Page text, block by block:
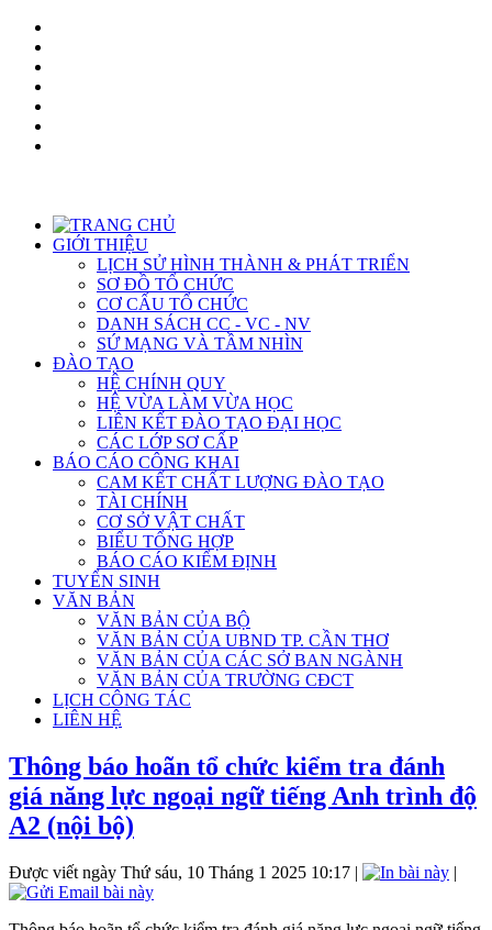
GIỚI THIỆU
LỊCH SỬ HÌNH THÀNH & PHÁT TRIỂN
SƠ ĐỒ TỔ CHỨC
CƠ CẤU TỔ CHỨC
DANH SÁCH CC - VC - NV
SỨ MẠNG VÀ TẦM NHÌN
ĐÀO TẠO
HỆ CHÍNH QUY
HỆ VỪA LÀM VỪA HỌC
LIÊN KẾT ĐÀO TẠO ĐẠI HỌC
CÁC LỚP SƠ CẤP
BÁO CÁO CÔNG KHAI
CAM KẾT CHẤT LƯỢNG ĐÀO TẠO
TÀI CHÍNH
CƠ SỞ VẬT CHẤT
BIỂU TỔNG HỢP
BÁO CÁO KIỂM ĐỊNH
TUYỂN SINH
VĂN BẢN
VĂN BẢN CỦA BỘ
VĂN BẢN CỦA UBND TP. CẦN THƠ
VĂN BẢN CỦA CÁC SỞ BAN NGÀNH
VĂN BẢN CỦA TRƯỜNG CĐCT
LỊCH CÔNG TÁC
LIÊN HỆ
Thông báo hoãn tổ chức kiểm tra đánh
giá năng lực ngoại ngữ tiếng Anh trình độ
A2 (nội bộ)
Được viết ngày Thứ sáu, 10 Tháng 1 2025 10:17 | |